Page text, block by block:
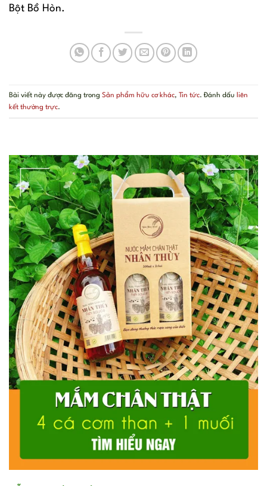
Bột Bồ Hòn.
Bài viết này được đăng trong Sản phẩm hữu cơ khác, Tin tức. Đánh dấu liên
kết thường trực.